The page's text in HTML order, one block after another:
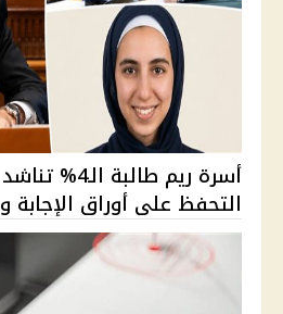
أسرة ريم طالبة
التحفظ على أوراق الإجابة